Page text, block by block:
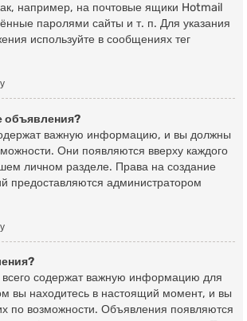
например, на почтовые ящики Hotmail
паролями сайты и т. п. Для указания
используйте в сообщениях тег
объявления?
важную информацию, и вы должны
Они появляются вверху каждого
личном разделе. Права на создание
предоставляются администратором
содержат важную информацию для
вы находитесь в настоящий момент, и вы
по возможности. Объявления появляются